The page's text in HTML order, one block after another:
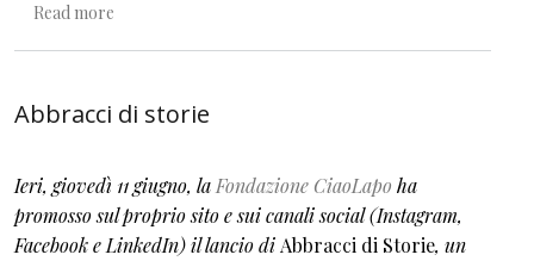
Read more
Abbracci di storie
Ieri, giovedì 11 giugno, la Fondazione CiaoLapo ha
promosso sul proprio sito e sui canali social (Instagram,
Facebook e LinkedIn) il lancio di Abbracci di Storie, un